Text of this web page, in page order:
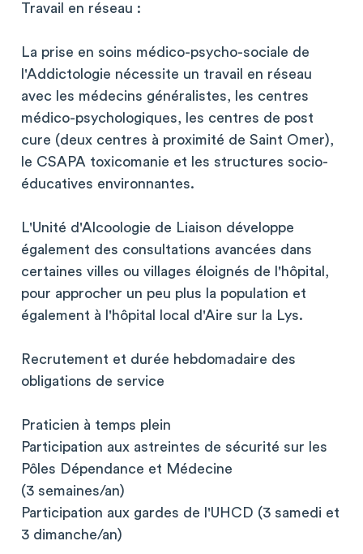
Travail en réseau :
La prise en soins médico-psycho-sociale de
l'Addictologie nécessite un travail en réseau
avec les médecins généralistes, les centres
médico-psychologiques, les centres de post
cure (deux centres à proximité de Saint Omer),
le CSAPA toxicomanie et les structures socio-
éducatives environnantes.
L'Unité d'Alcoologie de Liaison développe
également des consultations avancées dans
certaines villes ou villages éloignés de l'hôpital,
pour approcher un peu plus la population et
également à l'hôpital local d'Aire sur la Lys.
Recrutement et durée hebdomadaire des
obligations de service
Praticien à temps plein
Participation aux astreintes de sécurité sur les
Pôles Dépendance et Médecine
(3 semaines/an)
Participation aux gardes de l'UHCD (3 samedi et
3 dimanche/an)